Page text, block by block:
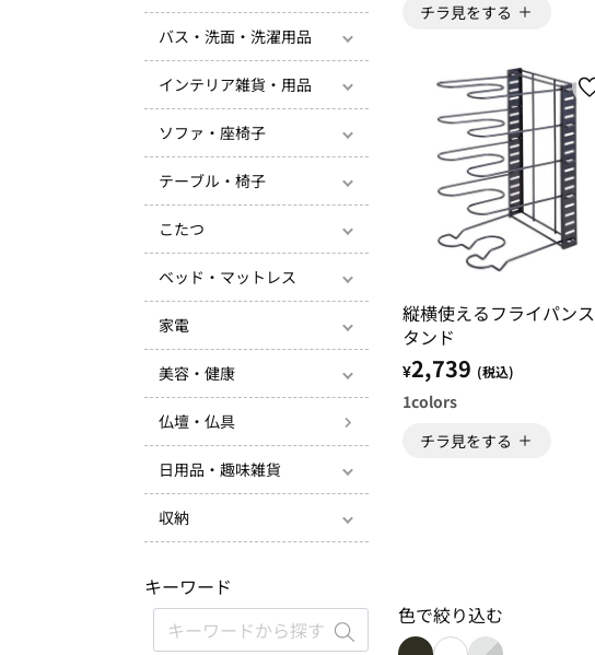
バス・洗面・洗濯用品
インテリア雑貨・用品
ソファ・座椅子
テーブル・椅子
こたつ
ベッド・マットレス
家電
美容・健康
仏壇・仏具
日用品・趣味雑貨
収納
キーワード
チラ見をする
縦横使えるフライパンス
タンド
¥2,739 (税込)
1colors
チラ見をする
色で絞り込む